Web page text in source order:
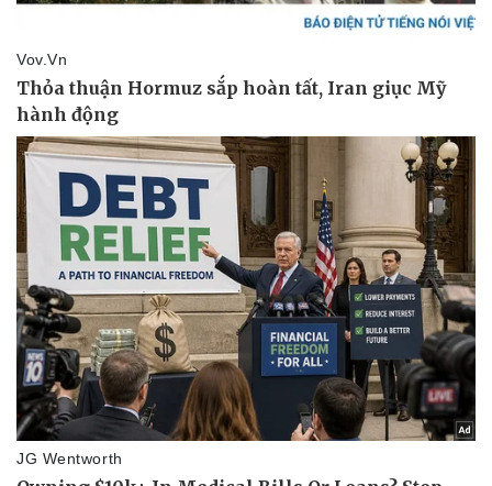
Thể thao
Bóng đá
Lịch thi đấu bóng đá
Thế giới thể thao
eSports
Hậu trường
Ô tô - Xe máy
Ô tô
Xe máy
Tư vấn